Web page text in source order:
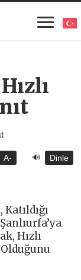
A- 🔊 Dinle
Hızlı